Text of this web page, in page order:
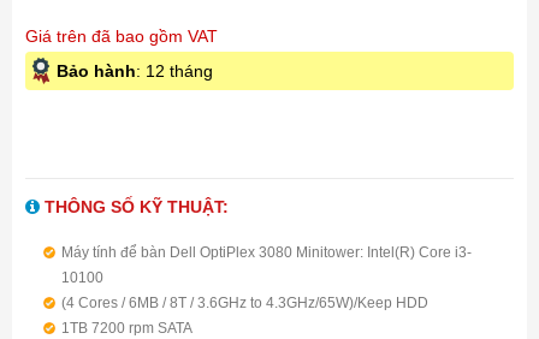
Giá trên đã bao gồm VAT
Bảo hành: 12 tháng
THÔNG SỐ KỸ THUẬT:
Máy tính để bàn Dell OptiPlex 3080 Minitower: Intel(R) Core i3-
10100
(4 Cores / 6MB / 8T / 3.6GHz to 4.3GHz/65W)/Keep HDD
1TB 7200 rpm SATA